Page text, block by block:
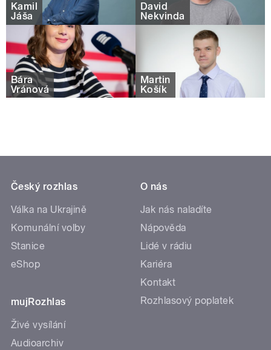
Kamil
Jáša
David
Nekvinda
Bára
Vránová
Martin
Košík
Český rozhlas
Válka na Ukrajině
Komunální volby
Stanice
eShop
mujRozhlas
Živé vysílání
Audioarchiv
O nás
Jak nás naladíte
Nápověda
Lidé v rádiu
Kariéra
Kontakt
Rozhlasový poplatek